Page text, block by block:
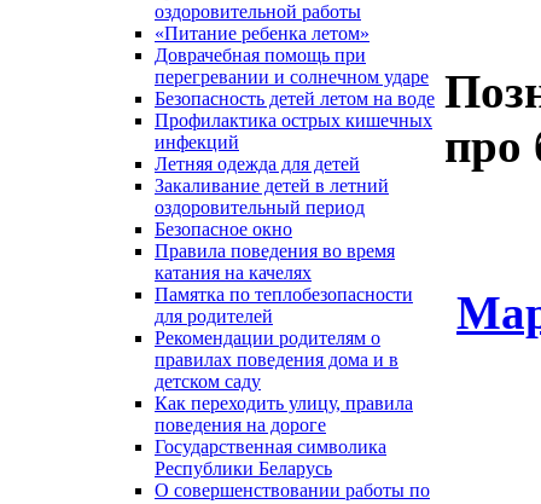
оздоровительной работы
«Питание ребенка летом»
Доврачебная помощь при
перегревании и солнечном ударе
Безопасность детей летом на воде
Профилактика острых кишечных
инфекций
Летняя одежда для детей
Закаливание детей в летний
оздоровительный период
Безопасное окно
Правила поведения во время
катания на качелях
Памятка по теплобезопасности
для родителей
Рекомендации родителям о
правилах поведения дома и в
детском саду
Как переходить улицу, правила
поведения на дороге
Государственная символика
Республики Беларусь
О совершенствовании работы по
про